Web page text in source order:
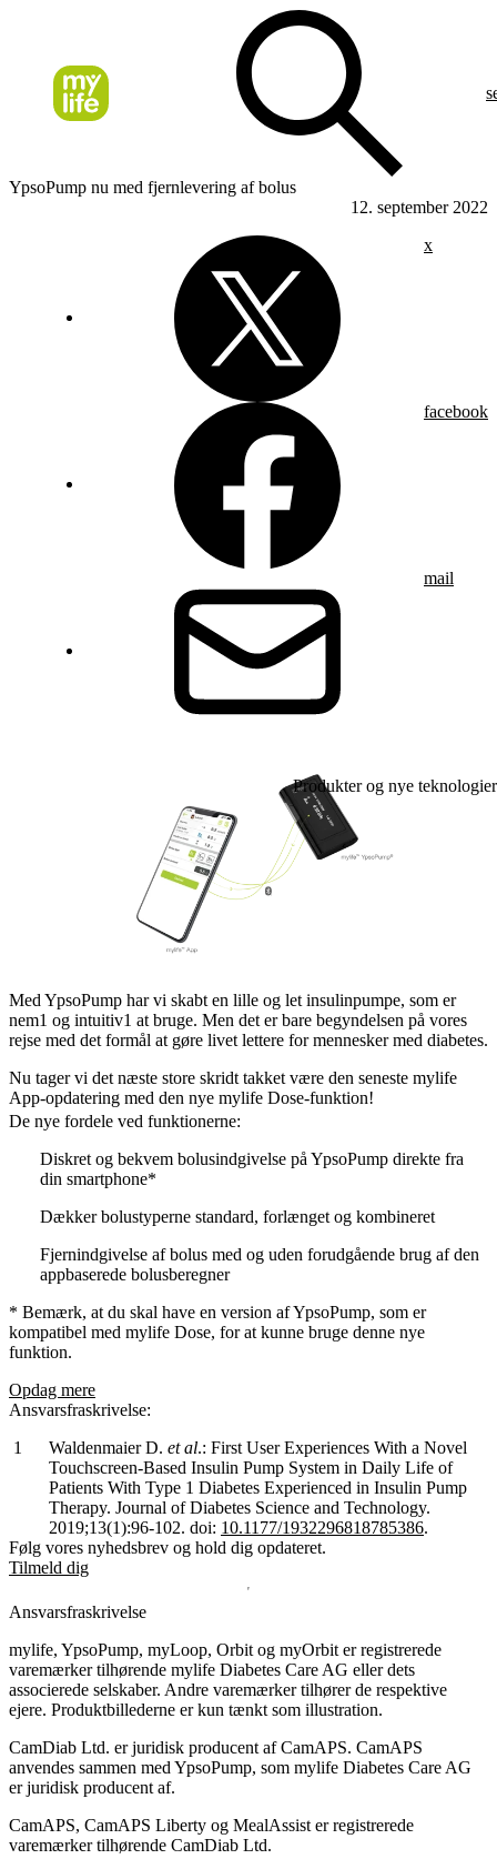
YpsoPump nu med fjernlevering af bolus
12. september 2022
x
facebook
mail
Produkter og nye teknologier
Med YpsoPump har vi skabt en lille og let insulinpumpe, som er
nem1 og intuitiv1 at bruge. Men det er bare begyndelsen på vores
rejse med det formål at gøre livet lettere for mennesker med diabetes.
Nu tager vi det næste store skridt takket være den seneste mylife
App-opdatering med den nye mylife Dose-funktion!
De nye fordele ved funktionerne:
Diskret og bekvem bolusindgivelse på YpsoPump direkte fra
din smartphone*
Dækker bolustyperne standard, forlænget og kombineret
Fjernindgivelse af bolus med og uden forudgående brug af den
appbaserede bolusberegner
* Bemærk, at du skal have en version af YpsoPump, som er
kompatibel med mylife Dose, for at kunne bruge denne nye
funktion.
Opdag mere
Ansvarsfraskrivelse:
Waldenmaier D. et al.: First User Experiences With a Novel
Touchscreen-Based Insulin Pump System in Daily Life of
Patients With Type 1 Diabetes Experienced in Insulin Pump
Therapy. Journal of Diabetes Science and Technology.
2019;13(1):96-102. doi: 10.1177/1932296818785386.
Følg vores nyhedsbrev og hold dig opdateret.
Tilmeld dig
Ansvarsfraskrivelse
mylife, YpsoPump, myLoop, Orbit og myOrbit er registrerede
varemærker tilhørende mylife Diabetes Care AG eller dets
associerede selskaber. Andre varemærker tilhører de respektive
ejere. Produktbillederne er kun tænkt som illustration.
CamDiab Ltd. er juridisk producent af CamAPS. CamAPS
anvendes sammen med YpsoPump, som mylife Diabetes Care AG
er juridisk producent af.
CamAPS, CamAPS Liberty og MealAssist er registrerede
varemærker tilhørende CamDiab Ltd.